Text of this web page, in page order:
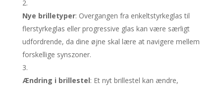
Nye brilletyper: Overgangen fra enkeltstyrkeglas til
flerstyrkeglas eller progressive glas kan være særligt
udfordrende, da dine øjne skal lære at navigere mellem
forskellige synszoner.
Ændring i brillestel: Et nyt brillestel kan ændre,